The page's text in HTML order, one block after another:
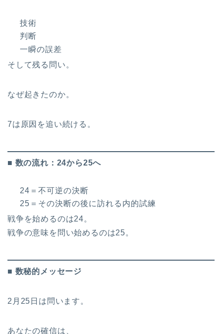
技術
判断
一瞬の誤差
そして残る問い。
なぜ起きたのか。
7は原因を追い続ける。
■ 数の流れ：24から25へ
24＝不可逆の決断
25＝その決断の後に訪れる内的試練
戦争を始めるのは24。
戦争の意味を問い始めるのは25。
■ 数秘的メッセージ
2月25日は問います。
あなたの確信は、